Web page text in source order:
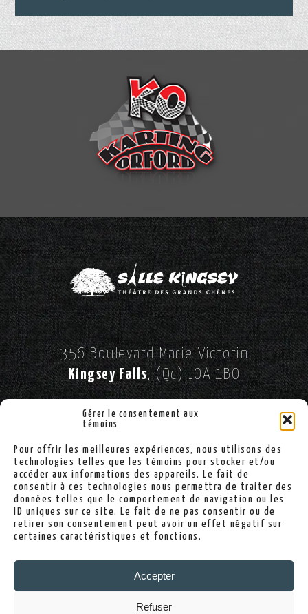
Gérer le consentement aux
témoins
Pour offrir les meilleures expériences, nous utilisons des
technologies telles que les témoins pour stocker et/ou
accéder aux informations des appareils. Le fait de
consentir à ces technologies nous permettra de traiter des
données telles que le comportement de navigation ou les
ID uniques sur ce site. Le fait de ne pas consentir ou de
retirer son consentement peut avoir un effet négatif sur
certaines caractéristiques et fonctions.
Accepter
Refuser
356 Boulevard Marie-Victorin
Kingsey Falls, (Qc) JOA 1BO
SUIVEZ-NOUS SUR FACEBOOK!
(819) 363-2900
info@sallekingsey.com
Politique de confidentialité
Politique de cookies